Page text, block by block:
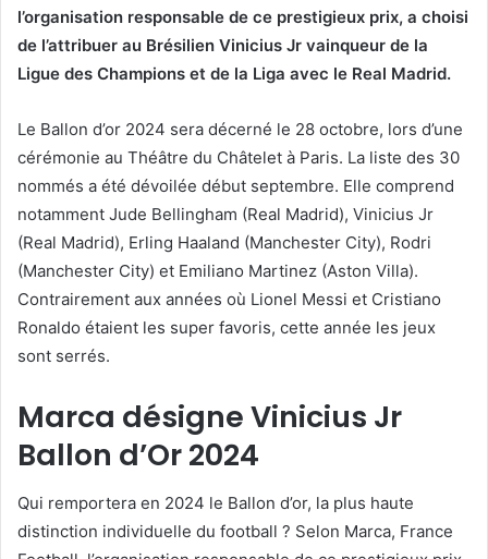
l’organisation responsable de ce prestigieux prix, a choisi
de l’attribuer au Brésilien Vinicius Jr vainqueur de la
Ligue des Champions et de la Liga avec le Real Madrid.
Le Ballon d’or 2024 sera décerné le 28 octobre, lors d’une
cérémonie au Théâtre du Châtelet à Paris. La liste des 30
nommés a été dévoilée début septembre. Elle comprend
notamment Jude Bellingham (Real Madrid), Vinicius Jr
(Real Madrid), Erling Haaland (Manchester City), Rodri
(Manchester City) et Emiliano Martinez (Aston Villa).
Contrairement aux années où Lionel Messi et Cristiano
Ronaldo étaient les super favoris, cette année les jeux
sont serrés.
Marca désigne Vinicius Jr
Ballon d’Or 2024
Qui remportera en 2024 le Ballon d’or, la plus haute
distinction individuelle du football ? Selon Marca, France